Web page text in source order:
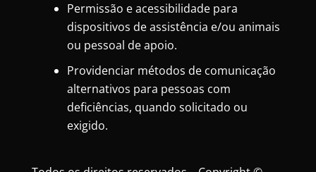
Permissão e acessibilidade para
dispositivos de assistência e/ou animais
ou pessoal de apoio.
Providenciar métodos de comunicação
alternativos para pessoas com
deficiências, quando solicitado ou
exigido.